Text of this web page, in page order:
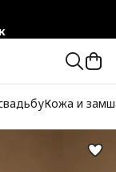
10 000 руб.
Кожа и